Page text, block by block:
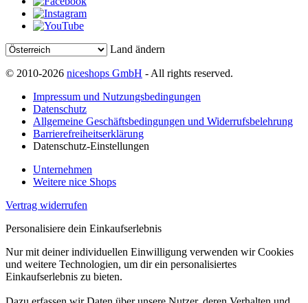
Land ändern
© 2010-2026 niceshops GmbH - All rights reserved.
Impressum und Nutzungsbedingungen
Datenschutz
Allgemeine Geschäftsbedingungen und Widerrufsbelehrung
Barrierefreiheitserklärung
Datenschutz-Einstellungen
Unternehmen
Weitere nice Shops
Vertrag widerrufen
Personalisiere dein Einkaufserlebnis
Nur mit deiner individuellen Einwilligung verwenden wir Cookies
und weitere Technologien, um dir ein personalisiertes
Einkaufserlebnis zu bieten.